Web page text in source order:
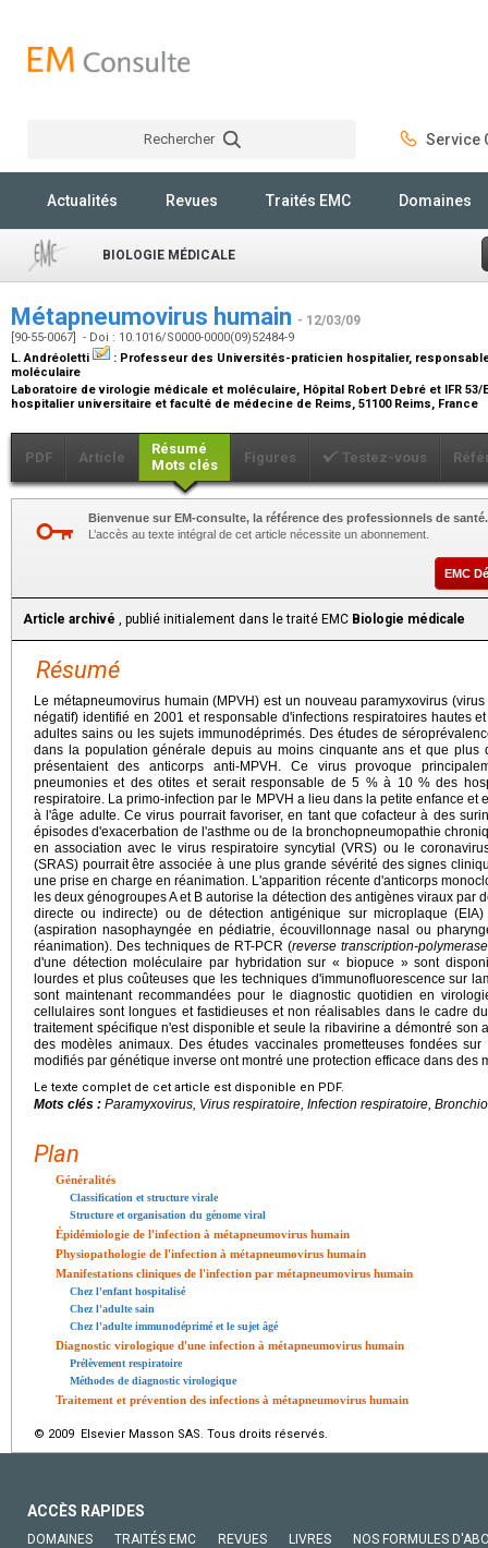
Rechercher Service
Actualités Revues Traités EMC Domaines
BIOLOGIE MÉDICALE
Métapneumovirus humain - 12/03/09
[90-55-0067] - Doi : 10.1016/S0000-0000(09)52484-9
L. Andréoletti
: Professeur des Universités-praticien hospitalier,
moléculaire
Laboratoire de virologie médicale et moléculaire, Hôpital Robert Debré et IFR 53/
hospitalier universitaire et faculté de médecine de Reims, 51100 Reims, France
PDF Article
Résumé
Mots clés
Figures Testez-vous
Bienvenue sur EM-consulte, la référence des professionnels de santé.
L’accès au texte intégral de cet article nécessite un abonnement.
EMC
Article archivé , publié initialement dans le traité EMC Biologie médicale
Résumé
Le métapneumovirus humain (MPVH) est un nouveau paramyxovirus
négatif) identifié en 2001 et responsable d'infections respiratoires hautes
adultes sains ou les sujets immunodéprimés. Des études de
dans la population générale depuis au moins cinquante ans et que
présentaient des anticorps anti-MPVH. Ce virus provoque
pneumonies et des otites et serait responsable de 5 % à 10 % des
respiratoire. La primo-infection par le MPVH a lieu dans la petite enfance et
à l'âge adulte. Ce virus pourrait favoriser, en tant que cofacteur à des
épisodes d'exacerbation de l'asthme ou de la bronchopneumopathie
en association avec le virus respiratoire syncytial (VRS) ou le
(SRAS) pourrait être associée à une plus grande sévérité des signes
une prise en charge en réanimation. L'apparition récente d'anticorps
les deux génogroupes A et B autorise la détection des antigènes viraux par
directe ou indirecte) ou de détection antigénique sur microplaque
(aspiration nasophayngée en pédiatrie, écouvillonnage nasal ou
réanimation). Des techniques de RT-PCR (reverse transcription-
d'une détection moléculaire par hybridation sur « biopuce » sont
lourdes et plus coûteuses que les techniques d'immunofluorescence sur
sont maintenant recommandées pour le diagnostic quotidien en
cellulaires sont longues et fastidieuses et non réalisables dans le cadre
traitement spécifique n'est disponible et seule la ribavirine a démontré son
des modèles animaux. Des études vaccinales prometteuses fondées
modifiés par génétique inverse ont montré une protection efficace dans des
Le texte complet de cet article est disponible en PDF.
Mots clés : Paramyxovirus, Virus respiratoire, Infection respiratoire,
Plan
Généralités
Classification et structure virale
Structure et organisation du génome viral
Épidémiologie de l'infection à métapneumovirus humain
Physiopathologie de l'infection à métapneumovirus humain
Manifestations cliniques de l'infection par métapneumovirus humain
Chez l'enfant hospitalisé
Chez l'adulte sain
Chez l'adulte immunodéprimé et le sujet âgé
Diagnostic virologique d'une infection à métapneumovirus humain
Prélèvement respiratoire
Méthodes de diagnostic virologique
Traitement et prévention des infections à métapneumovirus humain
© 2009 Elsevier Masson SAS. Tous droits réservés.
ACCÈS RAPIDES
DOMAINES TRAITÉS EMC REVUES LIVRES NOS FORMULES